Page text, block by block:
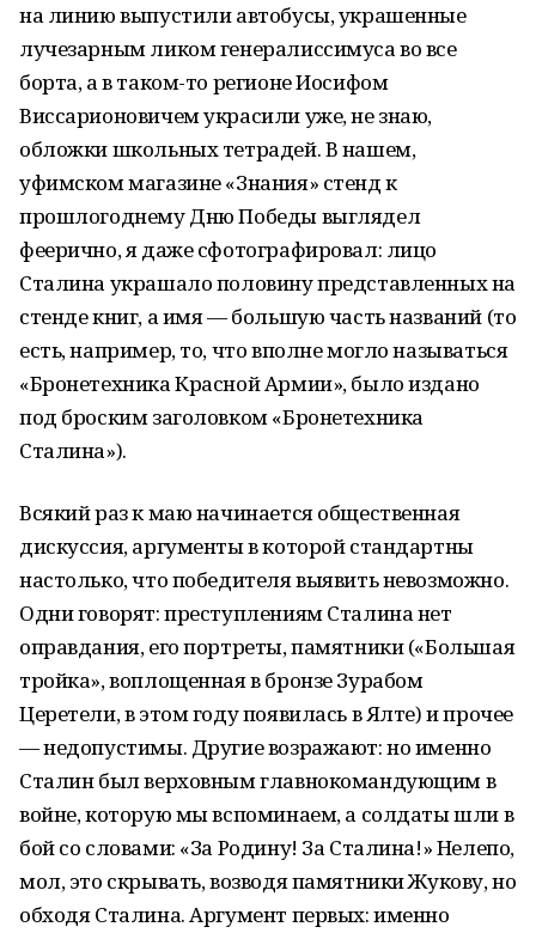
на линию выпустили автобусы, украшенные
лучезарным ликом генералиссимуса во все
борта, а в таком-то регионе Иосифом
Виссарионовичем украсили уже, не знаю,
обложки школьных тетрадей. В нашем,
уфимском магазине «Знания» стенд к
прошлогоднему Дню Победы выглядел
феерично, я даже сфотографировал: лицо
Сталина украшало половину представленных на
стенде книг, а имя — большую часть названий (то
есть, например, то, что вполне могло называться
«Бронетехника Красной Армии», было издано
под броским заголовком «Бронетехника
Сталина»).
Всякий раз к маю начинается общественная
дискуссия, аргументы в которой стандартны
настолько, что победителя выявить невозможно.
Одни говорят: преступлениям Сталина нет
оправдания, его портреты, памятники («Большая
тройка», воплощенная в бронзе Зурабом
Церетели, в этом году появилась в Ялте) и прочее
— недопустимы. Другие возражают: но именно
Сталин был верховным главнокомандующим в
войне, которую мы вспоминаем, а солдаты шли в
бой со словами: «За Родину! За Сталина!» Нелепо,
мол, это скрывать, возводя памятники Жукову, но
обходя Сталина. Аргумент первых: именно